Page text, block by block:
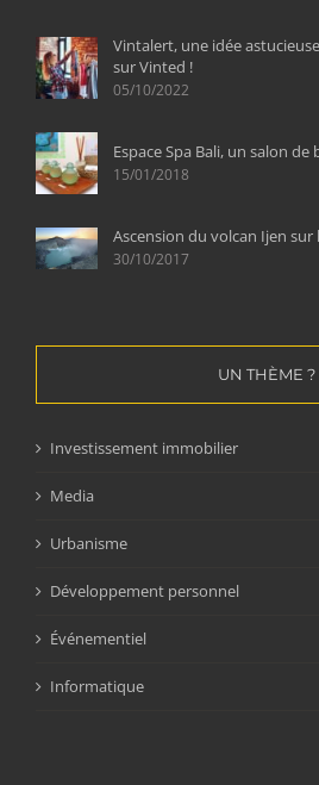
Vintalert, une idée
sur Vinted !
05/10/2022
Espace Spa Bali, un salon de
15/01/2018
Ascension du volcan Ijen sur
30/10/2017
UN THÈME ?
Investissement immobilier
Media
Urbanisme
Développement personnel
Événementiel
Informatique